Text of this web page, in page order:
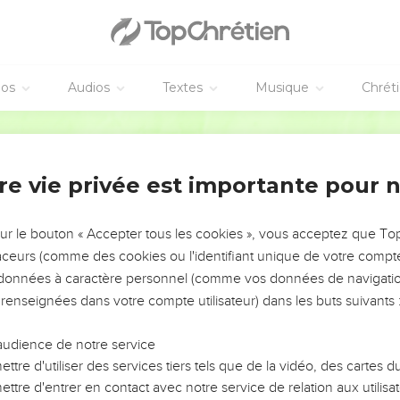
Audios Textes Musique
sont disponibles en vidéo pour le moment.
Philistins
adressée au prophète Jérémie à propos des Philistins avant
les villes et leurs habitants. Les hommes pousseront des
les sabots de ses puissants chevaux, à cause du
de leurs roues. Les pères ne feront plus attention à leurs
tous les Philistins vont connaître la dévastation. Ils seront
de Caphtor.
est réduite au silence. Vous, les rescapés de leur plaine,
vie privée est importante pour
le bouton « Accepter tous les cookies », vous acceptez que
(comme des cookies ou l'identifiant unique de votre
à caractère personnel (comme vos données de
dans votre compte utilisateur) dans les buts suivants :
de notre service
d'utiliser des services tiers tels que de la vidéo, des cartes
d'entrer en contact avec notre service de relation aux